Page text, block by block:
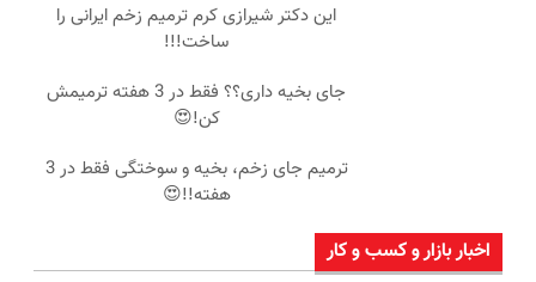
این دکتر شیرازی کرم ترمیم زخم ایرانی را
ساخت!!!
جای بخیه داری؟؟ فقط در 3 هفته ترمیمش
کن!😍
ترمیم جای زخم، بخیه و سوختگی فقط در 3
هفته!!😍
اخبار بازار و کسب و کار